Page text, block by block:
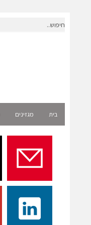
בית מגזינים